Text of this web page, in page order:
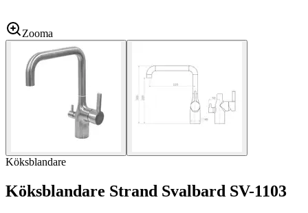
Zooma
Köksblandare
Köksblandare Strand Svalbard SV-1103